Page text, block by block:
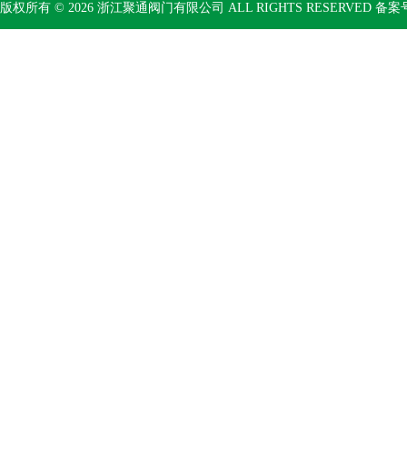
版权所有 © 2026 浙江聚通阀门有限公司 ALL RIGHTS RESERVED 备案